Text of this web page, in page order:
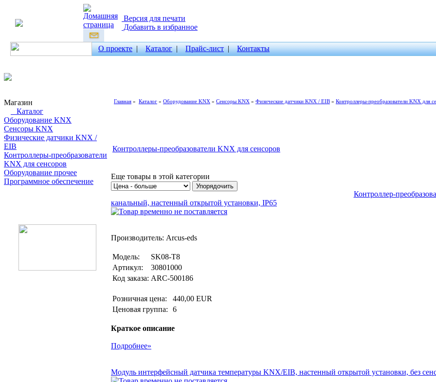
Версия для печати
Добавить в избранное
О проекте| Каталог| Прайс-лист| Контакты
Магазин
Каталог
Оборудование KNX
Сенсоры KNX
Физические датчики KNX /
EIB
Контроллеры-преобразователи
KNX для сенсоров
Оборудование прочее
Программное обеспечение
Главная » Каталог » Оборудование KNX » Сенсоры KNX » Физические датчики KNX / EIB » Контроллеры-преобразователи KNX для
Контроллеры-преобразователи KNX для сенсоров
Еще товары в этой категории
Контроллер-
канальный, настенный открытой установки, IP65
Производитель: Arcus-eds
Модель:
SK08-T8
Артикул:
30801000
Код заказа: ARC-500186
Розничная цена:
440,00 EUR
Ценовая группа:
6
Краткое описание
Подробнее»
Модуль интерфейсный датчика температуры KNX/EIB, настенный открытой установки, без